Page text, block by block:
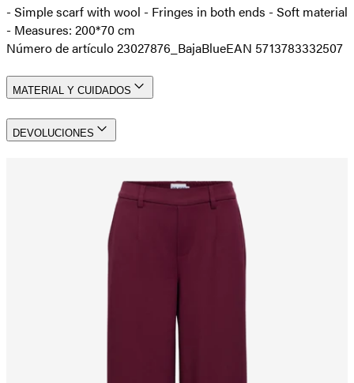
- Simple scarf with wool - Fringes in both ends - Soft material
- Measures: 200*70 cm
Número de artículo 23027876_BajaBlueEAN 5713783332507
MATERIAL Y CUIDADOS
DEVOLUCIONES